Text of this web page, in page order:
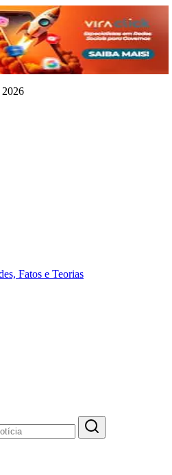
Fatos e Teorias